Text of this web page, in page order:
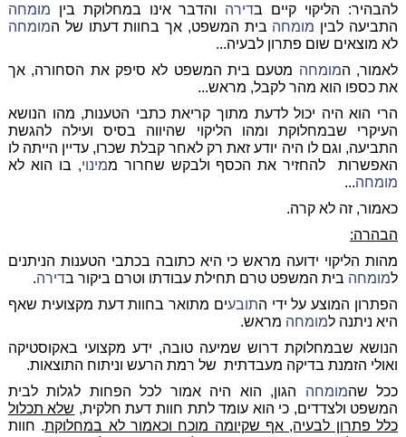
להבהיר: הליקוי קיים בדירה והדבר אינו במחלוקת בין מומחה
התביעה לבין מומחה בית המשפט, אך בחוות דעתו של המומחה
לא מוצאים שום פתרון לבעיה...
לאמור, המומחה מטעם בית המשפט לא סיפק את הסחורה, אך
את כספו הוא מהר לקבל, מראש...
הרי הוא היה יכול לדעת מתוך קריאת כתבי הטענות, מהו הנושא
העיקרי שבמחלוקת ומהו הליקוי שהיווה בסיס ועילה להגשת
התביעה, וגם לו היה יודע זאת רק לאחר קבלת שכרו, עדיין הייתה לו
האפשרות להחזיר את הכסף ולבקש שחרור ממינוי, בו הוא לא
מומחה...
כאמור, זה לא קרה.
הבהרה:
מהות הליקוי ידועה מראש כי היא כתובה בכתבי הטענות הניתנים
למומחה בית המשפט טרם תחילת עבודתו וטרם ביקור בדירה.
הפתרון המוצע על ידי התובעים מתואר בחוות דעת מקצועית שאף
היא ניתנה למומחה מראש.
הנושא שבמחלוקת דרוש שמיעה טובה, ידע מקצועי באקוסטיקה
ואולי הזמנת בדיקה מעבדתית של רמת הרעש וניתוח התוצאות.
ככל שהמומחה הגון, הוא היה אמור לכל הפחות לגלות לבית
המשפט ולצדדים, כי הוא עומד לתת חוות דעת חלקית, שלא תכלול
כלל פתרון לבעיה, אף שקיומה מוכח וכאמור לא במחלוקת. חוות